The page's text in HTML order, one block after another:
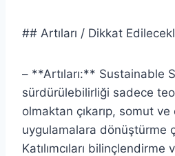
## Artıları / Dikkat
– **Artıları:** Sustainable
sürdürülebilirliği sadece
olmaktan çıkarıp, somut
uygulamalara dönüştürme
Katılımcıları bilinçlendirme